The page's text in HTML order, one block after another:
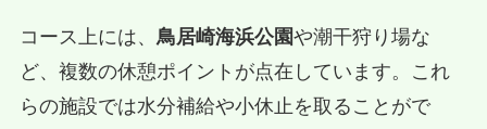
コース上には、 鳥居崎海浜公園や潮干狩り場な
ど、複数の休憩ポイントが点在しています。これ
らの施設では水分補給や小休止を取ることがで